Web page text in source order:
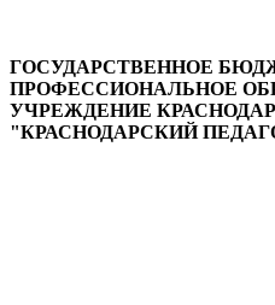
ГОСУДАРСТВЕННОЕ
ПРОФЕССИОНАЛЬНОЕ
УЧРЕЖДЕНИЕ
"КРАСНОДАРСКИЙ